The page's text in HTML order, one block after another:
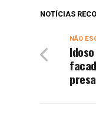
NOTÍCIAS
NÃO
presa